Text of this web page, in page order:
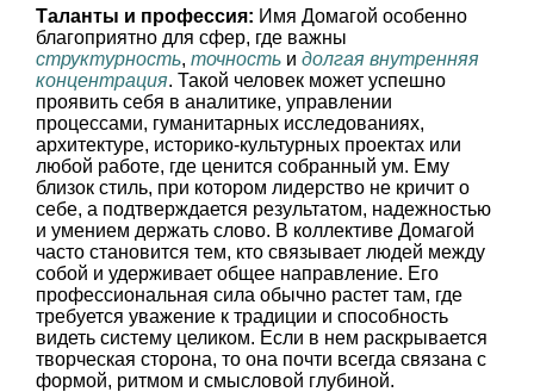
Таланты и профессия: Имя Домагой особенно
благоприятно для сфер, где важны
структурность, точность и долгая внутренняя
концентрация. Такой человек может успешно
проявить себя в аналитике, управлении
процессами, гуманитарных исследованиях,
архитектуре, историко-культурных проектах или
любой работе, где ценится собранный ум. Ему
близок стиль, при котором лидерство не кричит о
себе, а подтверждается результатом, надежностью
и умением держать слово. В коллективе Домагой
часто становится тем, кто связывает людей между
собой и удерживает общее направление. Его
профессиональная сила обычно растет там, где
требуется уважение к традиции и способность
видеть систему целиком. Если в нем раскрывается
творческая сторона, то она почти всегда связана с
формой, ритмом и смысловой глубиной.